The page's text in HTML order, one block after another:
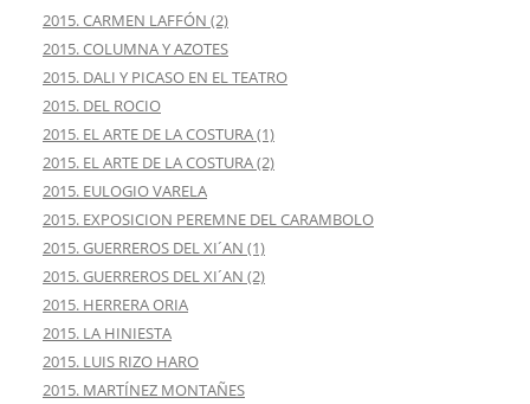
2015. CARMEN LAFFÓN (2)
2015. COLUMNA Y AZOTES
2015. DALI Y PICASO EN EL TEATRO
2015. DEL ROCIO
2015. EL ARTE DE LA COSTURA (1)
2015. EL ARTE DE LA COSTURA (2)
2015. EULOGIO VARELA
2015. EXPOSICION PEREMNE DEL CARAMBOLO
2015. GUERREROS DEL XI´AN (1)
2015. GUERREROS DEL XI´AN (2)
2015. HERRERA ORIA
2015. LA HINIESTA
2015. LUIS RIZO HARO
2015. MARTÍNEZ MONTAÑES